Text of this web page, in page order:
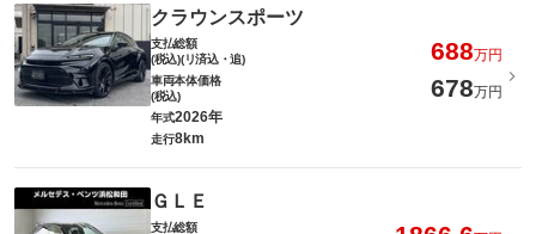
クラウンスポーツ
支払総額
(税込)(リ済込・追)
688万円
車両本体価格
(税込)
678万円
年式2026年
走行8km
ＧＬＥ
支払総額